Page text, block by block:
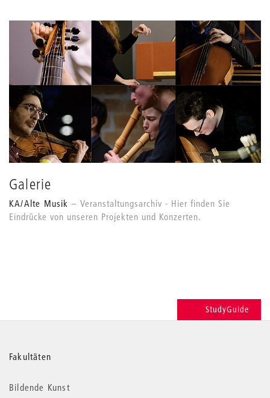
Galerie
KA/Alte Musik
Veranstaltungsarchiv - Hier finden Sie
Eindrücke von unseren Projekten und Konzerten.
StudyGuide
Weitere
Informationen
Fakultäten
Bildende Kunst